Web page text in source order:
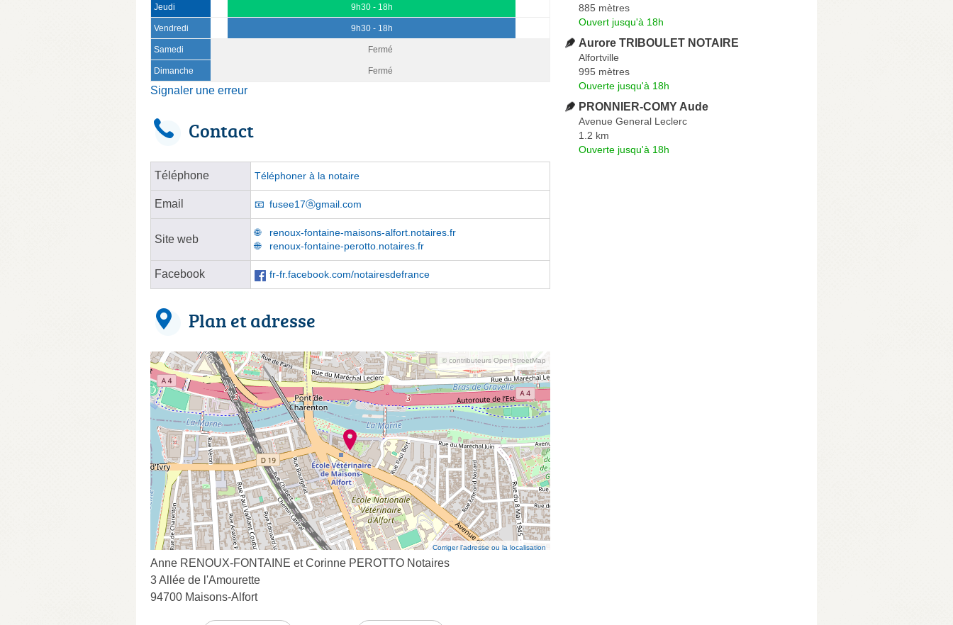
Jeudi 9h30 - 18h
Vendredi 9h30 - 18h
Samedi Fermé
Dimanche Fermé
Signaler une erreur
Contact
Téléphone Téléphoner à la notaire
Email fusee17ⓐgmail.com
Site web
renoux-fontaine-maisons-alfort.notaires.fr
renoux-fontaine-perotto.notaires.fr
Facebook fr-fr.facebook.com/notairesdefrance
Plan et adresse
© contributeurs OpenStreetMap
Corriger l’adresse ou la localisation
Anne RENOUX-FONTAINE et Corinne PEROTTO Notaires
3 Allée de l'Amourette
94700 Maisons-Alfort
885 mètres
Ouvert jusqu'à 18h
Aurore TRIBOULET NOTAIRE
Alfortville
995 mètres
Ouverte jusqu'à 18h
PRONNIER-COMY Aude
Avenue General Leclerc
1.2 km
Ouverte jusqu'à 18h